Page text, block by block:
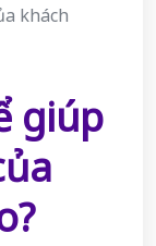
khách
giúp